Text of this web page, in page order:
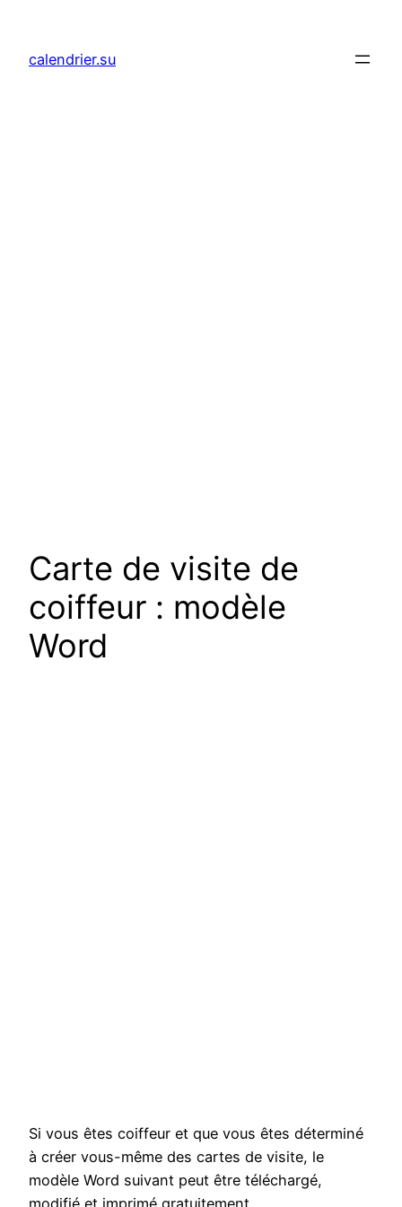
contenu
calendrier.su
Carte de visite de
coiffeur : modèle
Word
Si vous êtes coiffeur et que vous êtes déterminé
à créer vous-même des cartes de visite, le
modèle Word suivant peut être téléchargé,